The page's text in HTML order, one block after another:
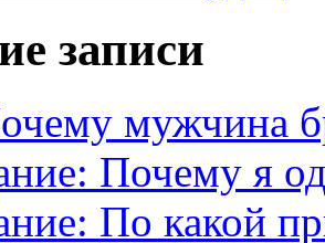
записи
мужчина
Почему я
По какой